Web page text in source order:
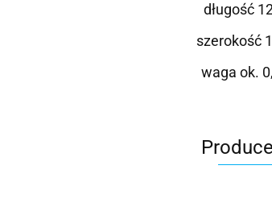
długość
szerokość
waga ok.